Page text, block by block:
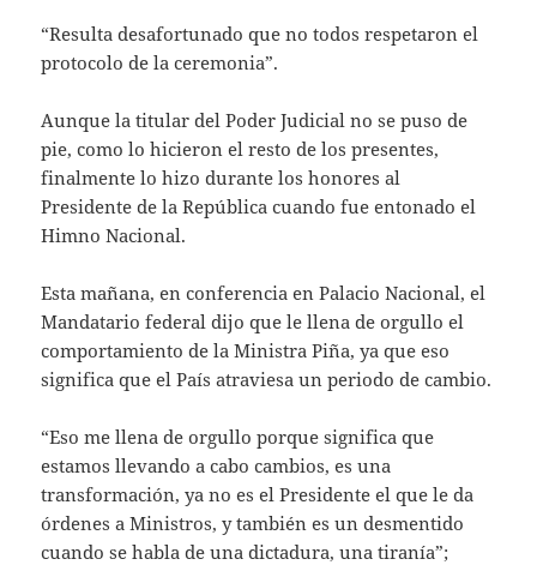
“Resulta desafortunado que no todos respetaron el
protocolo de la ceremonia”.
Aunque la titular del Poder Judicial no se puso de
pie, como lo hicieron el resto de los presentes,
finalmente lo hizo durante los honores al
Presidente de la República cuando fue entonado el
Himno Nacional.
Esta mañana, en conferencia en Palacio Nacional, el
Mandatario federal dijo que le llena de orgullo el
comportamiento de la Ministra Piña, ya que eso
significa que el País atraviesa un periodo de cambio.
“Eso me llena de orgullo porque significa que
estamos llevando a cabo cambios, es una
transformación, ya no es el Presidente el que le da
órdenes a Ministros, y también es un desmentido
cuando se habla de una dictadura, una tiranía”;